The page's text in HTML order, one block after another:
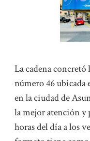
La cadena concretó
número 46 ubicada
en la ciudad de
la mejor atención y
horas del día a los